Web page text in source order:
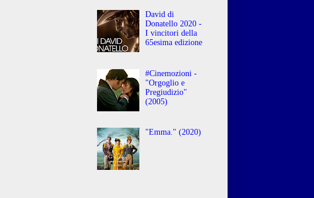
David di
Donatello 2020 -
I vincitori della
65esima edizione
#Cinemozioni -
"Orgoglio e
Pregiudizio"
(2005)
"Emma." (2020)